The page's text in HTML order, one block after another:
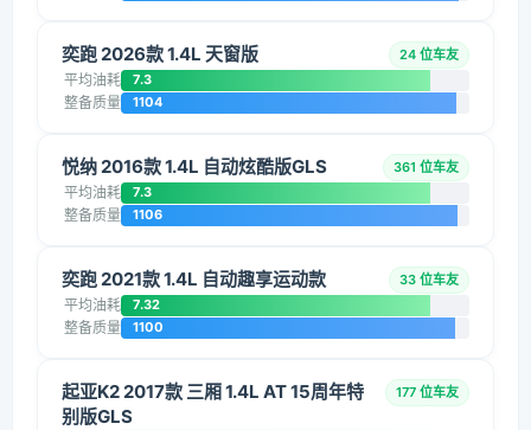
奕跑 2026款 1.4L 天窗版 24 位车友
平均油耗 7.3
整备质量 1104
悦纳 2016款 1.4L 自动炫酷版GLS 361 位车友
平均油耗 7.3
整备质量 1106
奕跑 2021款 1.4L 自动趣享运动款 33 位车友
平均油耗 7.32
整备质量 1100
起亚K2 2017款 三厢 1.4L AT 15周年特
别版GLS
177 位车友